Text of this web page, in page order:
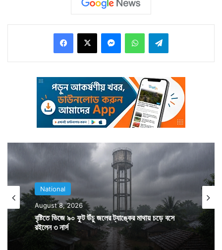
দেশে বেশ কয়েকটি এমন শহর রয়েছে যেখানে বায়ুদূষণের মাত্রা
অত্যধিক। পাশাপাশি সমীক্ষায় দাবি করা হয়েছে, বায়ুদূষণ ও
আবহাওয়ার পরিবর্তন, একে অপরের সঙ্গে যুক্ত। এই দুইয়ের
প্রভাবে অনেক মানুষই অসুস্থ হয়ে পড়ছেন। মৃত্যু হচ্ছে। খোদ
রাজধানী নয়াদিল্লিকেই দেশের দূষিততম শহরের মাথায় রেখেছে
সমীক্ষা। উত্তর ভারত জুড়েই এই দূষণ নিয়ে উদ্বেগ প্রকাশ করা
National
August 8, 2026
বৃষ্টিতে ভিজে ৯০ ফুট উঁচু জলের ট্যাঙ্কের মাথায় চড়ে বসে
রইলেন ৩ নার্স